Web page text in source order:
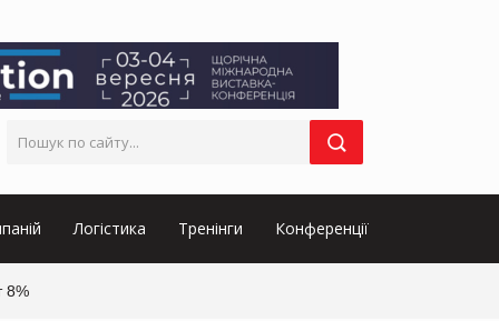
Логістика Тренінги Конференції
8%